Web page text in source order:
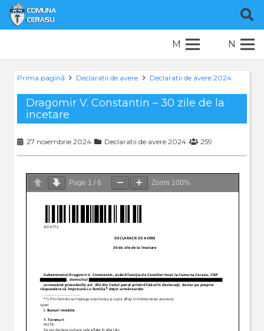
M N
Prima pagină Declaratii de avere Declaratii de avere 2024
Dragomir V. Constantin – 30 zile de la
incetare
27 noiembrie 2024 Declaratii de avere 2024 259
Page 1 / 6 Zoom 100%